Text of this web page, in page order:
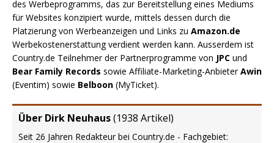
des Werbeprogramms, das zur Bereitstellung eines Mediums
für Websites konzipiert wurde, mittels dessen durch die
Platzierung von Werbeanzeigen und Links zu Amazon.de
Werbekostenerstattung verdient werden kann. Ausserdem ist
Country.de Teilnehmer der Partnerprogramme von JPC und
Bear Family Records sowie Affiliate-Marketing-AnbieterAwin
(Eventim) sowie Belboon (MyTicket).
Über Dirk Neuhaus(1938 Artikel)
Seit 26 Jahren Redakteur bei Country.de - Fachgebiet: